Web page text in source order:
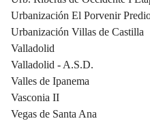
Urbanización El Porvenir
Urbanización Villas de Castilla
Valladolid
Valladolid - A.S.D.
Valles de Ipanema
Vasconia II
Vegas de Santa Ana